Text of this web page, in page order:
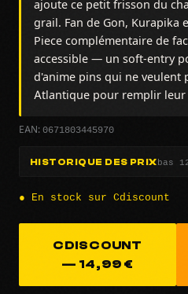
ajoute ce petit frisson du
grail. Fan de Gon, Kurapika
Piece complémentaire de
accessible — un soft-entry
d'anime pins qui ne veulent
Atlantique pour remplir leur
EAN: 0671803445970
HISTORIQUE DES PRIXbas
● En stock sur Cdiscount
CDISCOUNT
— 14,99 €